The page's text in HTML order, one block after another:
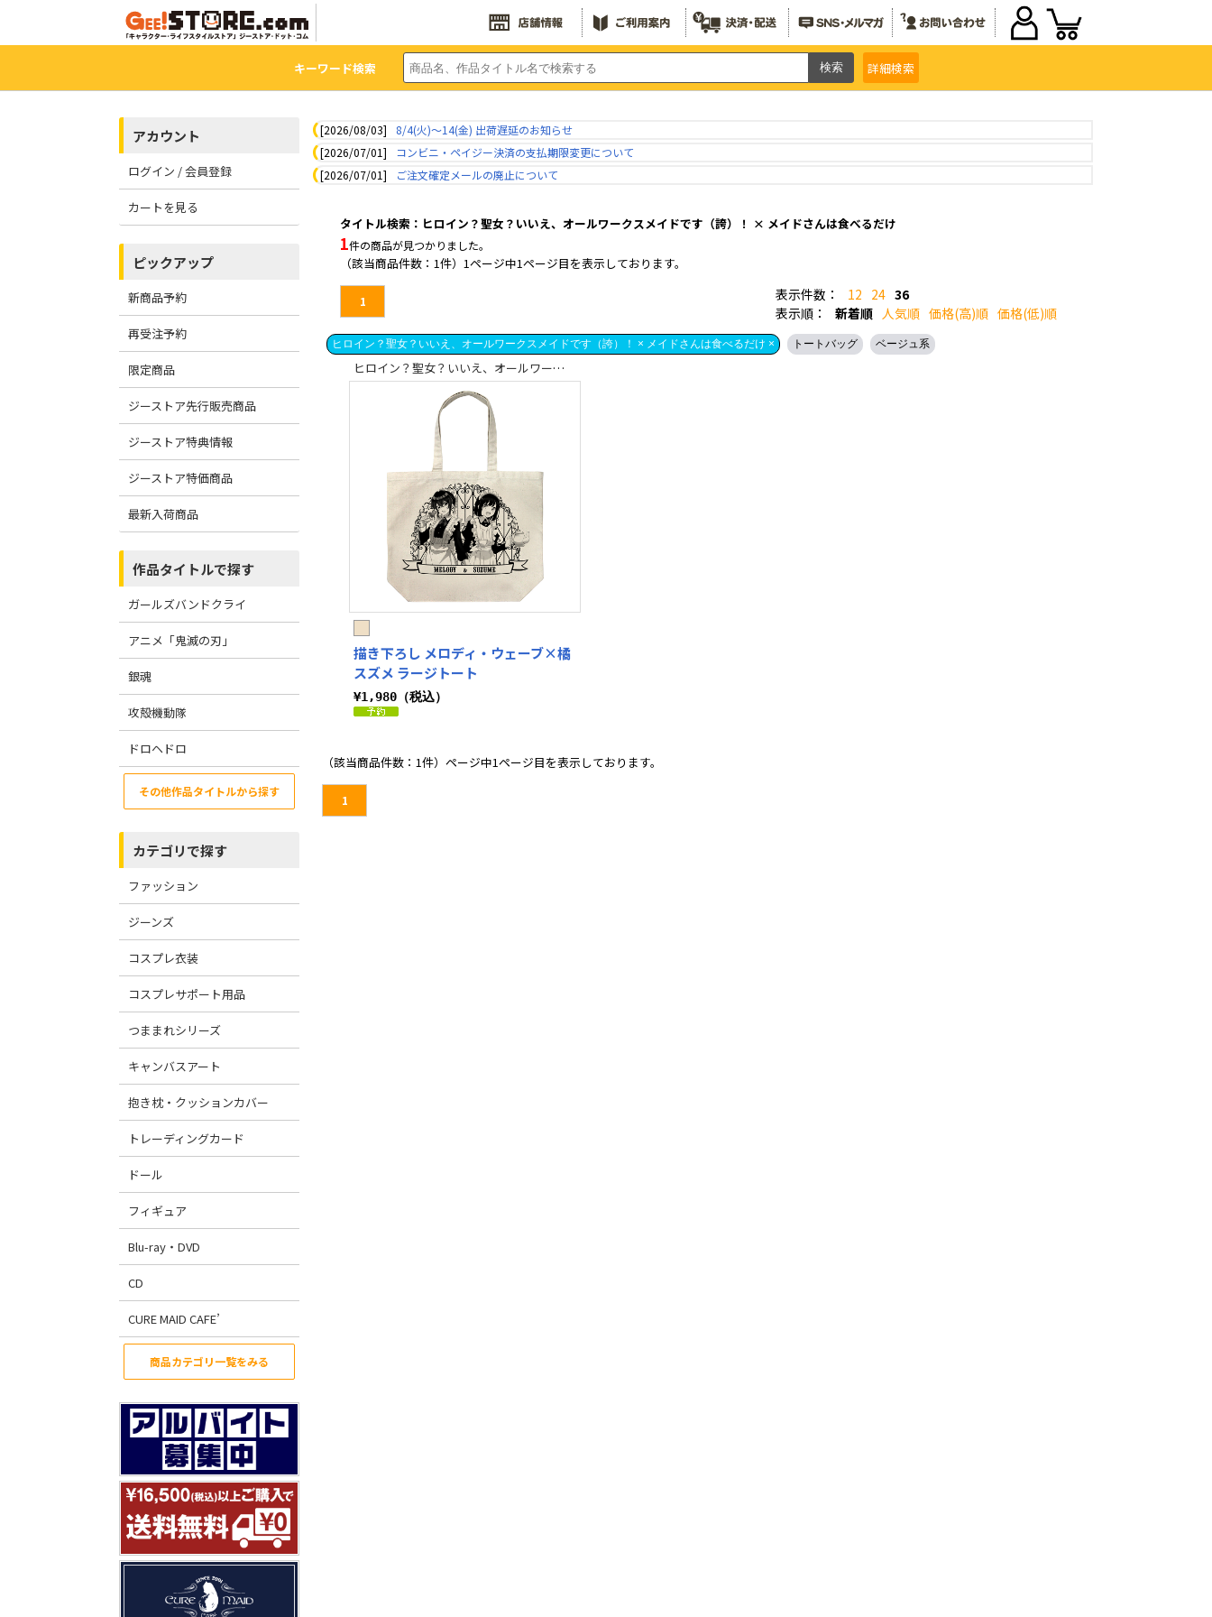
キーワード検索 詳細検索
アカウント
ログイン / 会員登録
カートを見る
ピックアップ
新商品予約
再受注予約
限定商品
ジーストア先行販売商品
ジーストア特典情報
ジーストア特価商品
最新入荷商品
作品タイトルで探す
ガールズバンドクライ
アニメ「鬼滅の刃」
銀魂
攻殻機動隊
ドロヘドロ
その他作品タイトルから探す
カテゴリで探す
ファッション
ジーンズ
コスプレ衣装
コスプレサポート用品
つままれシリーズ
キャンバスアート
抱き枕・クッションカバー
トレーディングカード
ドール
フィギュア
Blu-ray・DVD
CD
CURE MAID CAFE’
商品カテゴリ一覧をみる
[2026/08/03]
8/4(火)～14(金) 出荷遅延のお知らせ
[2026/07/01]
コンビニ・ペイジー決済の支払期限変更について
[2026/07/01]
ご注文確定メールの廃止について
タイトル検索：ヒロイン？聖女？いいえ、オールワークスメイドです（誇）！ × メイドさんは食べるだけ
1件の商品が見つかりました。
（該当商品件数：1件）1ページ中1ページ目を表示しております。
1 表示件数： 12 24 36
表示順：
新着順 人気順 価格(高)順 価格(低)順
ヒロイン？聖女？いいえ、オールワークスメイドです（誇）！ × メイドさんは食べるだけ × トートバッグ ベージュ系
ヒロイン？聖女？いいえ、オールワークスメイドです（誇）！ × メイドさんは食べるだけ
描き下ろし メロディ・ウェーブ×橘
スズメ ラージトート
¥1,980（税込）
（該当商品件数：1件）ページ中1ページ目を表示しております。
1